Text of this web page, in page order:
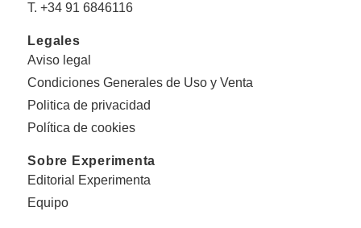
T. +34 91 6846116
Legales
Aviso legal
Condiciones Generales de Uso y Venta
Politica de privacidad
Política de cookies
Sobre Experimenta
Editorial Experimenta
Equipo